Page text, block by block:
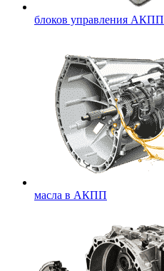
блоков управления АКПП
масла в АКПП